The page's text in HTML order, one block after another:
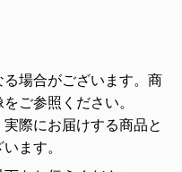
場合がございます。商
ご参照ください。
際にお届けする商品と
ます。